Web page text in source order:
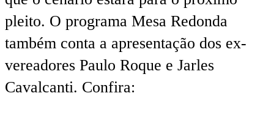
pleito. O programa Mesa Redonda
também conta a apresentação dos ex-
vereadores Paulo Roque e Jarles
Cavalcanti. Confira: